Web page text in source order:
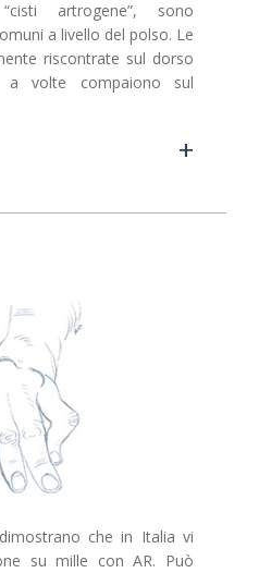
artrogene”, sono
a livello del polso. Le
riscontrate sul dorso
volte compaiono sul
+
che in Italia vi
su mille con AR. Può